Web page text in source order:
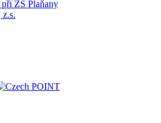
ZŠ Plaňany
z.s.